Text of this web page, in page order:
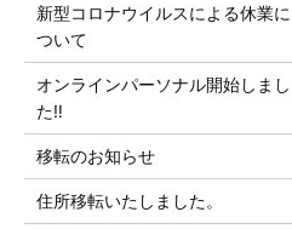
新型コロナウイルスによる休業に
ついて
オンラインパーソナル開始しまし
た‼︎
移転のお知らせ
住所移転いたしました。